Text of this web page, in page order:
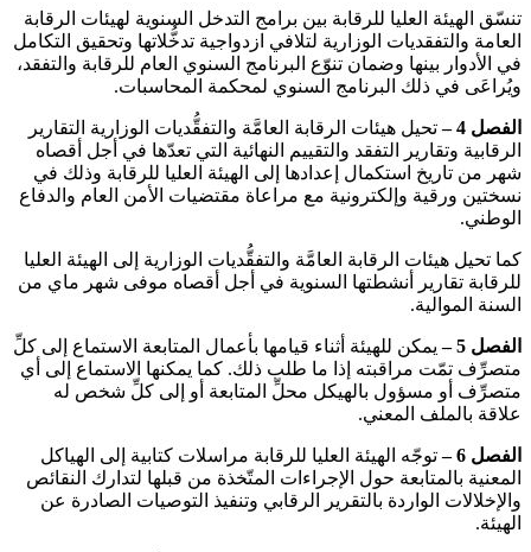
تنسّق الهيئة العليا للرقابة بين برامج التدخل السنوية لهيئات الرقابة
العامة والتفقديات الوزارية لتلافي ازدواجية تدخُّلاتها وتحقيق التكامل
في الأدوار بينها وضمان تنوّع البرنامج السنوي العام للرقابة والتفقد،
ويُراعَى في ذلك البرنامج السنوي لمحكمة المحاسبات.
الفصل 4 –
تحيل هيئات الرقابة العامَّة والتفقُّديات الوزارية التقارير
الرقابية وتقارير التفقد والتقييم النهائية التي تعدّها في أجل أقصاه
شهر من تاريخ استكمال إعدادها إلى الهيئة العليا للرقابة وذلك في
نسختين ورقية وإلكترونية مع مراعاة مقتضيات الأمن العام والدفاع
الوطني.
كما تحيل هيئات الرقابة العامَّة والتفقُّديات الوزارية إلى الهيئة العليا
للرقابة تقارير أنشطتها السنوية في أجل أقصاه موفى شهر ماي من
السنة الموالية.
الفصل 5 –
يمكن للهيئة أثناء قيامها بأعمال المتابعة الاستماع إلى كلِّ
متصرِّف تمّت مراقبته إذا ما طلب ذلك. كما يمكنها الاستماع إلى أي
متصرِّف أو مسؤول بالهيكل محلِّ المتابعة أو إلى كلِّ شخص له
علاقة بالملف المعني.
الفصل 6 –
توجّه الهيئة العليا للرقابة مراسلات كتابية إلى الهياكل
المعنية بالمتابعة حول الإجراءات المتّخذة من قبلها لتدارك النقائص
والإخلالات الواردة بالتقرير الرقابي وتنفيذ التوصيات الصادرة عن
الهيئة.